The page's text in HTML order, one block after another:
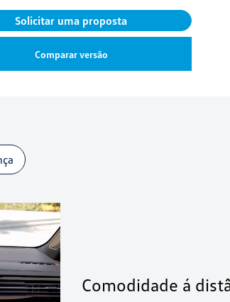
Solicitar uma proposta
Comparar versão
Comodidade á